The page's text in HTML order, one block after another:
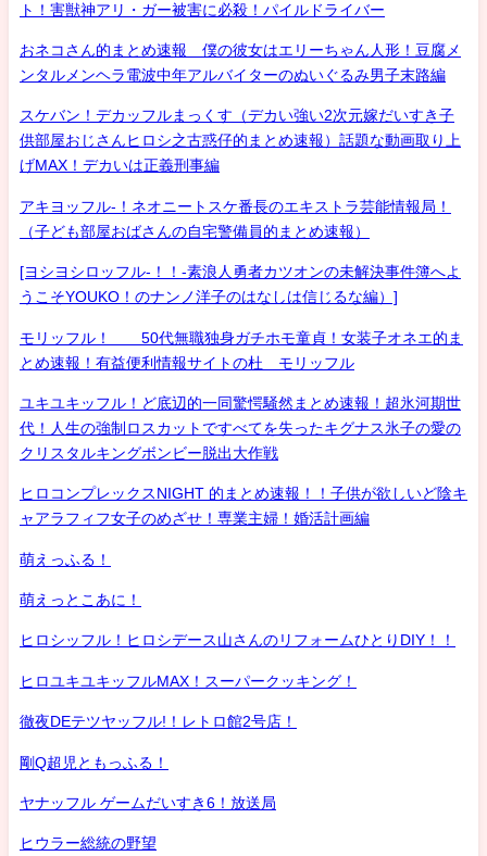
ト！害獣神アリ・ガー被害に必殺！パイルドライバー
おネコさん的まとめ速報 僕の彼女はエリーちゃん人形！豆腐メ
ンタルメンヘラ電波中年アルバイターのぬいぐるみ男子末路編
スケバン！デカッフルまっくす（デカい強い2次元嫁だいすき子
供部屋おじさんヒロシ之古惑仔的まとめ速報）話題な動画取り上
げMAX！デカいは正義刑事編
アキヨッフル-！ネオニートスケ番長のエキストラ芸能情報局！
（子ども部屋おばさんの自宅警備員的まとめ速報）
[ヨシヨシロッフル-！！-素浪人勇者カツオンの未解決事件簿へよ
うこそYOUKO！のナンノ洋子のはなしは信じるな編）]
モリッフル！ 50代無職独身ガチホモ童貞！女装子オネエ的ま
とめ速報！有益便利情報サイトの杜 モリッフル
ユキユキッフル！ど底辺的一同驚愕騒然まとめ速報！超氷河期世
代！人生の強制ロスカットですべてを失ったキグナス氷子の愛の
クリスタルキングボンビー脱出大作戦
ヒロコンプレックスNIGHT 的まとめ速報！！子供が欲しいど陰キ
ャアラフィフ女子のめざせ！専業主婦！婚活計画編
萌えっふる！
萌えっとこあに！
ヒロシッフル！ヒロシデース山さんのリフォームひとりDIY！！
ヒロユキユキッフルMAX！スーパークッキング！
徹夜DEテツヤッフル!！レトロ館2号店！
剛Q超児ともっふる！
ヤナッフル ゲームだいすき6！放送局
ヒウラー総統の野望